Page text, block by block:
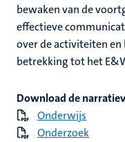
bewaken van de
effectieve
over de activiteiten
betrekking tot het
Download de
Onderwijs
Onderzoek